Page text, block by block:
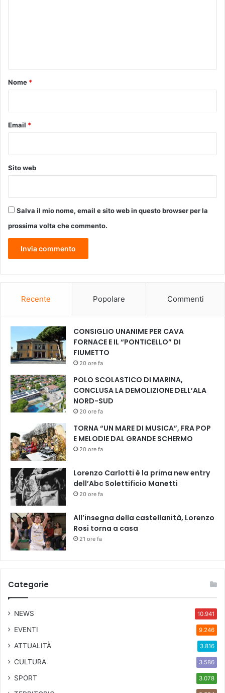
o
Nome *
Email *
Sito web
Salva il mio nome, email e sito web in questo browser per la
prossima volta che commento.
Recente Popolare Commenti
CONSIGLIO UNANIME PER CAVA
FORNACE E IL “PONTICELLO” DI
FIUMETTO
20 ore fa
POLO SCOLASTICO DI MARINA,
CONCLUSA LA DEMOLIZIONE DELL’ALA
NORD-SUD
20 ore fa
TORNA “UN MARE DI MUSICA”, FRA POP
E MELODIE DAL GRANDE SCHERMO
20 ore fa
Lorenzo Carlotti è la prima new entry
dell’Abc Solettificio Manetti
20 ore fa
All’insegna della castellanità, Lorenzo
Rosi torna a casa
21 ore fa
Categorie
NEWS 10.941
EVENTI 9.246
ATTUALITÀ 3.816
CULTURA 3.586
SPORT 3.078